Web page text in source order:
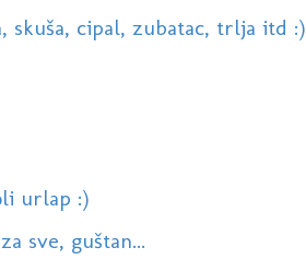
skuša, cipal, zubatac, trlja itd :)
urlap :)
sve, guštan...